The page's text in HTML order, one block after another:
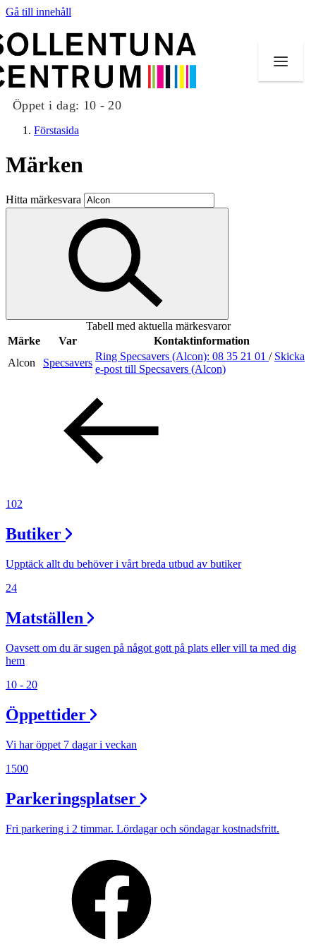
Gå till innehåll
Öppet i dag: 10 - 20
Butiker
Mat och dryck
Evenemang
Erbjudanden
Inspiration
Lediga jobb
Magasin
Tryggare handel
Frågor & svar om parkering
Parkering
Förstasida
Märken
Hitta märkesvara
Tabell med aktuella märkesvaror
Märke
Var
Kontaktinformation
Alcon
Specsavers
Ring Specsavers (Alcon): 08 35 21 01 / Skicka
e-post till Specsavers (Alcon)
102
Butiker
Upptäck allt du behöver i vårt breda utbud av butiker
24
Matställen
Oavsett om du är sugen på något gott på plats eller vill ta med dig
hem
10 - 20
Öppettider
Vi har öppet 7 dagar i veckan
1500
Parkeringsplatser
Fri parkering i 2 timmar. Lördagar och söndagar kostnadsfritt.